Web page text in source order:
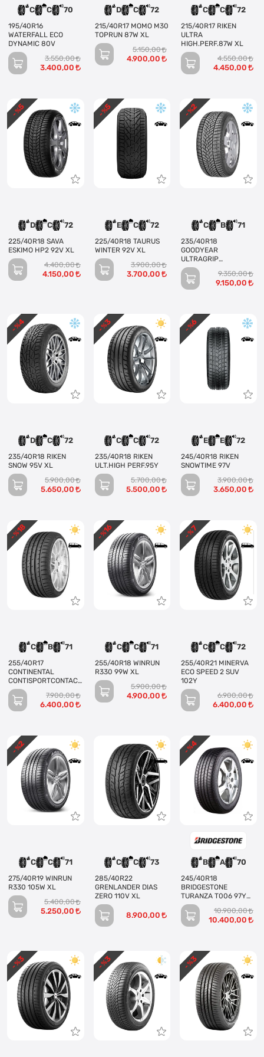
C C 70
195/40R16
WATERFALL ECO
DYNAMIC 80V
3.550,00
3.400,00
D C 72
215/40R17 MOMO M30
TOPRUN 87W XL
5.150,00
4.900,00
C C 72
215/40R17 RIKEN
ULTRA
HIGH.PERF.87W XL
4.550,00
4.450,00
D C 72
225/40R18 SAVA
ESKIMO HP2 92V XL
4.400,00
4.150,00
- %
5
E C 72
225/40R18 TAURUS
WINTER 92V XL
3.900,00
3.700,00
- %
5
C B 71
235/40R18
GOODYEAR
ULTRAGRIP
9.350,00
9.150,00
- %
2
D C 72
235/40R18 RIKEN
SNOW 95V XL
5.900,00
5.650,00
- %
4
C C 72
235/40R18 RIKEN
ULT.HIGH PERF.95Y
5.700,00
5.500,00
- %
3
E E 72
245/40R18 RIKEN
SNOWTIME 97V
3.900,00
3.650,00
- %
6
C B 71
255/40R17
CONTINENTAL
CONTISPORTCONTACT
3 94V
7.900,00
6.400,00
- %
18
C C 71
255/40R18 WINRUN
R330 99W XL
5.900,00
4.900,00
- %
16
C C 72
255/40R21 MINERVA
ECO SPEED 2 SUV
102Y
6.900,00
6.400,00
- %
7
C C 71
275/40R19 WINRUN
R330 105W XL
5.400,00
5.250,00
- %
2
C C 73
285/40R22
GRENLANDER DIAS
ZERO 110V XL
8.900,00
B A 70
245/40R18
BRIDGESTONE
TURANZA T006 97Y
XL
10.900,00
10.400,00
- %
4
- %
3 - %
3 - %
3